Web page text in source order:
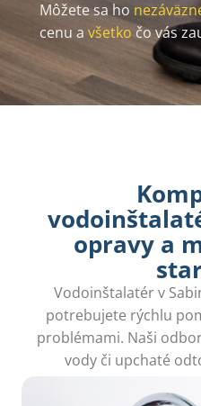
Môžete sa ho
cenu a všetko čo vás
opravy a
Vodoinštalatér v
potrebujete rýchlu
problémami. Naši
vody či upchaté